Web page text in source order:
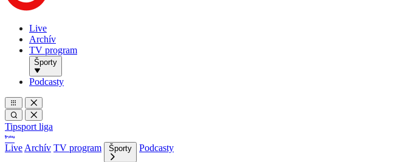
Live
Archív
TV program
Športy
Podcasty
Tipsport liga
Live Archív TV program Športy
Podcasty